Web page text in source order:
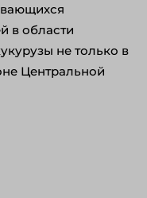
в области
не только в
Центральной